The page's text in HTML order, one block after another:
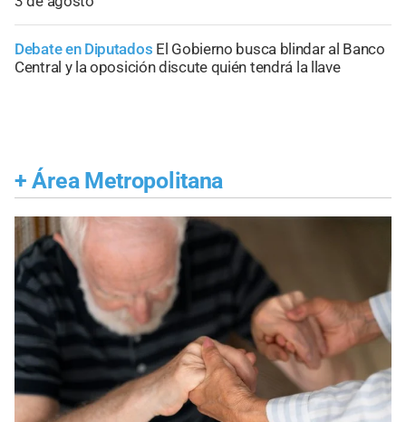
Debate en Diputados El Gobierno busca blindar al Banco
Central y la oposición discute quién tendrá la llave
+ Área Metropolitana